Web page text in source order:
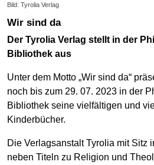
Bild: Tyrolia Verlag
Wir sind da
Der Tyrolia Verlag stellt in der
Bibliothek aus
Unter dem Motto „Wir sind da“
noch bis zum 29. 07. 2023 in der
Bibliothek seine vielfältigen und
Kinderbücher.
Die Verlagsanstalt Tyrolia mit Sitz
neben Titeln zu Religion und